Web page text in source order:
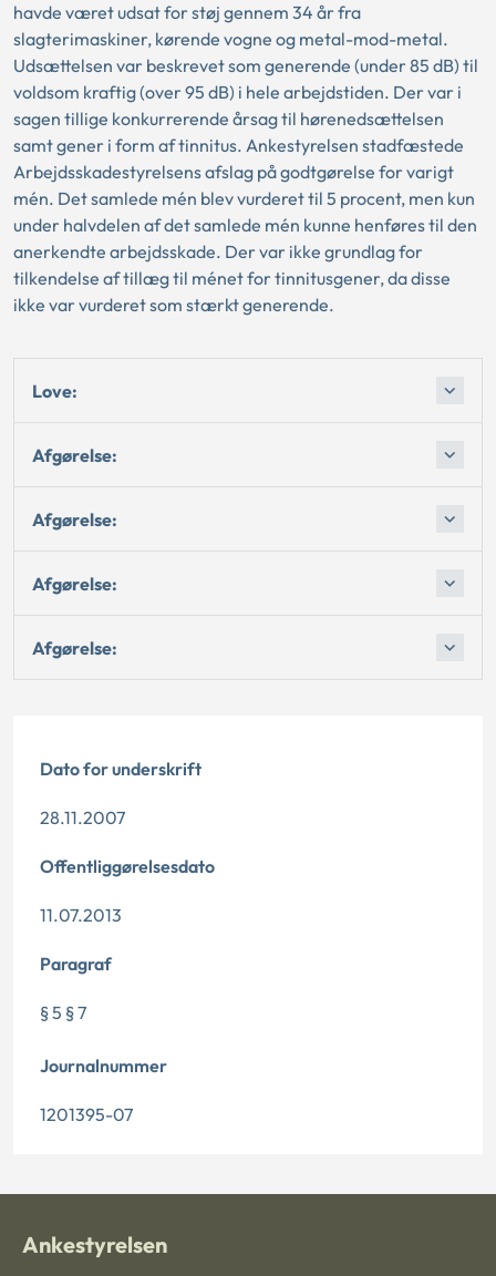
havde været udsat for støj gennem 34 år fra
slagterimaskiner, kørende vogne og metal-mod-metal.
Udsættelsen var beskrevet som generende (under 85 dB) til
voldsom kraftig (over 95 dB) i hele arbejdstiden. Der var i
sagen tillige konkurrerende årsag til hørenedsættelsen
samt gener i form af tinnitus. Ankestyrelsen stadfæstede
Arbejdsskadestyrelsens afslag på godtgørelse for varigt
mén. Det samlede mén blev vurderet til 5 procent, men kun
under halvdelen af det samlede mén kunne henføres til den
anerkendte arbejdsskade. Der var ikke grundlag for
tilkendelse af tillæg til ménet for tinnitusgener, da disse
ikke var vurderet som stærkt generende.
Love:
Afgørelse:
Afgørelse:
Afgørelse:
Afgørelse:
Dato for underskrift
28.11.2007
Offentliggørelsesdato
11.07.2013
Paragraf
§ 5 § 7
Journalnummer
1201395-07
Ankestyrelsen